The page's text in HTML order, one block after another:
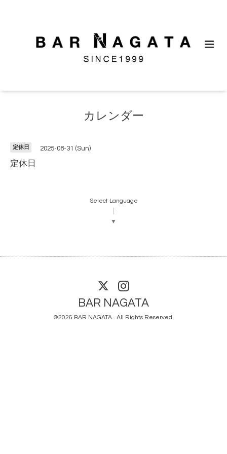
カレンダー
定休日 2025-08-31 (Sun)
定休日
Select Language
▼
BAR NAGATA
©2026 BAR NAGATA . All Rights Reserved.